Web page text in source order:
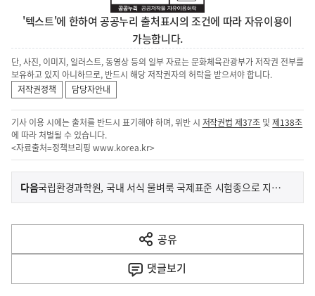
'텍스트'에 한하여 공공누리 출처표시의 조건에 따라 자유이용이
가능합니다.
단, 사진, 이미지, 일러스트, 동영상 등의 일부 자료는 문화체육관광부가 저작권 전부를
보유하고 있지 아니하므로, 반드시 해당 저작권자의 허락을 받으셔야 합니다.
저작권정책
담당자안내
기사 이용 시에는 출처를 반드시 표기해야 하며, 위반 시 저작권법 제37조 및제138조
에 따라 처벌될 수 있습니다.
<자료출처=정책브리핑 www.korea.kr>
이
전
다
음
다음기
국립환경과학원, 국내 서식 물벼룩 국제표준 시험종으로 지정 추진
공유
열
기
댓글보기